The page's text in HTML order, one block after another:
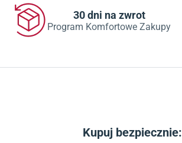
30 dni na zwrot
Program Komfortowe Zakupy
Kupuj bezpiecznie: